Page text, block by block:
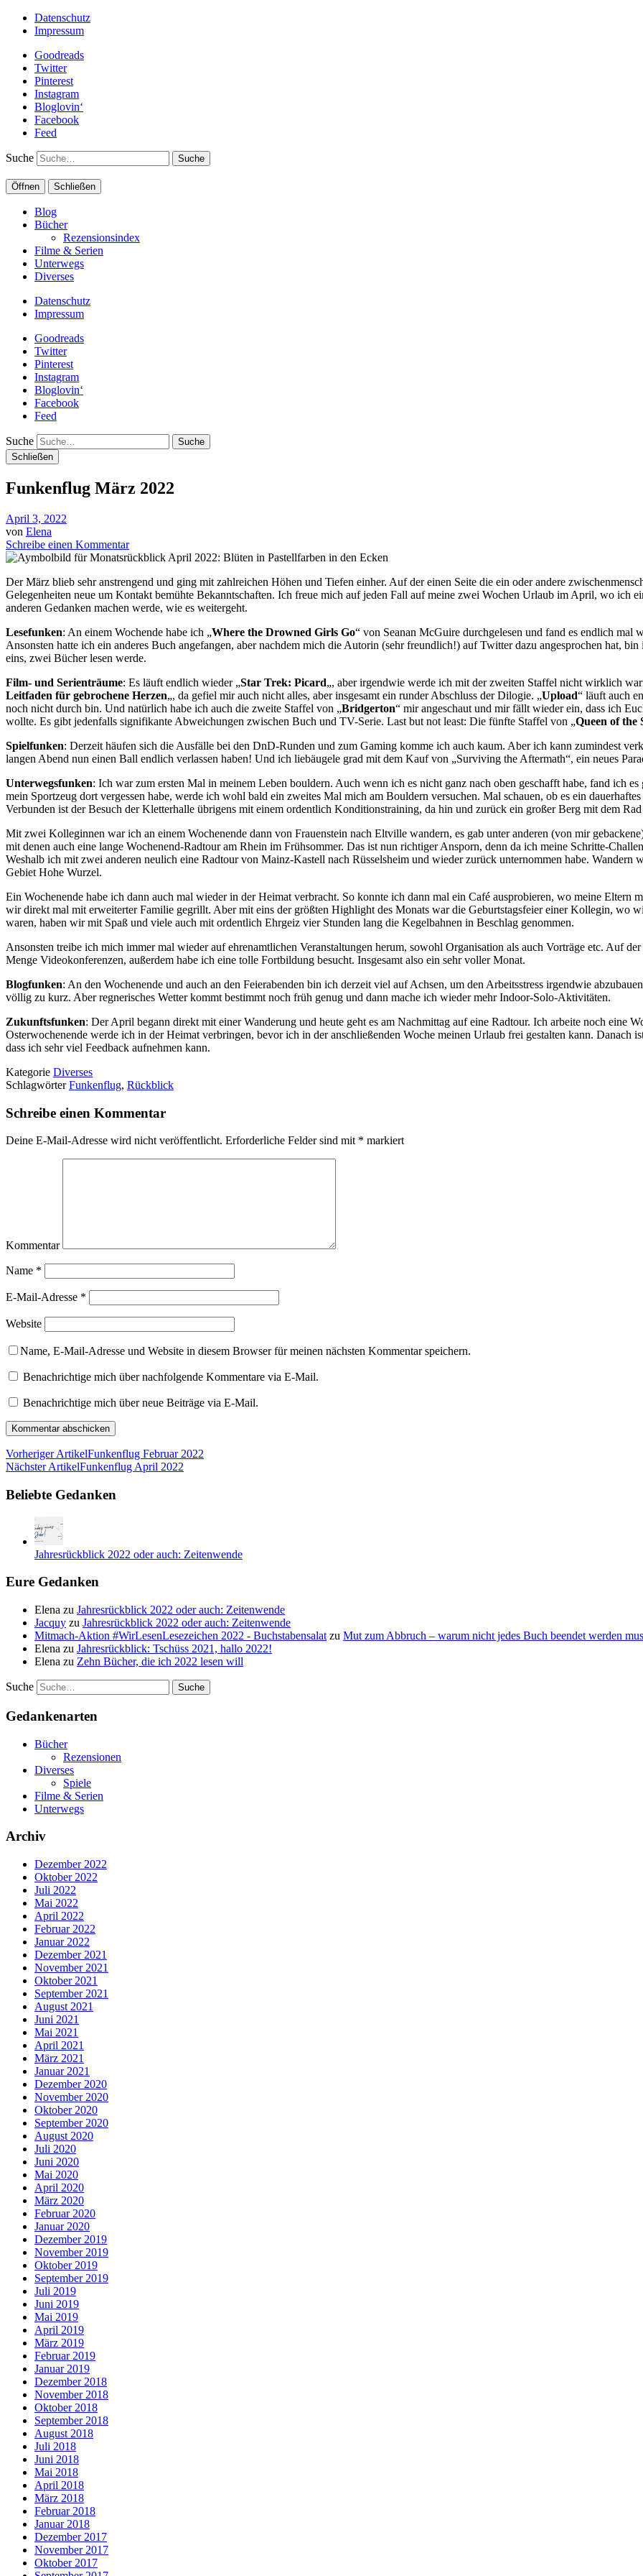
Datenschutz
Impressum
Goodreads
Twitter
Pinterest
Instagram
Bloglovin‘
Facebook
Feed
Suche
Öffnen Schließen
Blog
Bücher
Rezensionsindex
Filme & Serien
Unterwegs
Diverses
Datenschutz
Impressum
Goodreads
Twitter
Pinterest
Instagram
Bloglovin‘
Facebook
Feed
Suche
Schließen
Funkenflug März 2022
April 3, 2022
von Elena
Schreibe einen Kommentar
Der März blieb sehr anstrengend und ging mit zahlreichen Höhen und Tiefen einher. Auf der einen Seite die ein oder andere
Gelegenheiten neue um Kontakt bemühte Bekanntschaften. Ich freue mich auf jeden Fall auf meine zwei Wochen Urlaub im April, wo ich
anderen Gedanken machen werde, wie es weitergeht.
Lesefunken: An einem Wochende habe ich „Where the Drowned Girls Go“ von Seanan McGuire durchgelesen und fand es endlich
Ansonsten hatte ich ein anderes Buch angefangen, aber nachdem mich die Autorin (sehr freundlich!) auf Twitter dazu angesprochen hat,
eins, zwei Bücher lesen werde.
Film- und Serienträume: Es läuft endlich wieder „Star Trek: Picard„, aber irgendwie werde ich mit der zweiten Staffel nicht wirklich
Leitfaden für gebrochene Herzen„, da gefiel mir auch nicht alles, aber insgesamt ein runder Abschluss der Dilogie. „Upload“ läuft auch
noch nicht durch bin. Und natürlich habe ich auch die zweite Staffel von „Bridgerton“ mir angeschaut und mir fällt wieder ein, dass ich
wollte. Es gibt jedenfalls signifikante Abweichungen zwischen Buch und TV-Serie. Last but not least: Die fünfte Staffel von „Queen of the
Spielfunken: Derzeit häufen sich die Ausfälle bei den DnD-Runden und zum Gaming komme ich auch kaum. Aber ich kann zumindest
langen Abend nun einen Ball endlich verlassen haben! Und ich liebäugele grad mit dem Kauf von „Surviving the Aftermath“, ein neues
Unterwegsfunken: Ich war zum ersten Mal in meinem Leben bouldern. Auch wenn ich es nicht ganz nach oben geschafft habe, fand ich
mein Sportzeug dort vergessen habe, werde ich wohl bald ein zweites Mal mich am Bouldern versuchen. Mal schauen, ob es ein
Verbunden ist der Besuch der Kletterhalle übrigens mit einem ordentlich Konditionstraining, da hin und zurück ein großer Berg mit dem
Mit zwei Kolleginnen war ich an einem Wochenende dann von Frauenstein nach Eltville wandern, es gab unter anderen (von mir
mit denen auch eine lange Wochenend-Radtour am Rhein im Frühsommer. Das ist nun richtiger Ansporn, denn da ich meine Schritte-
Weshalb ich mit zwei anderen neulich eine Radtour von Mainz-Kastell nach Rüsselsheim und wieder zurück unternommen habe.
Gebiet Hohe Wurzel.
Ein Wochenende habe ich dann auch mal wieder in der Heimat verbracht. So konnte ich dann mal ein Café ausprobieren, wo meine Eltern
wir direkt mal mit erweiterter Familie gegrillt. Aber mit eins der größten Highlight des Monats war die Geburtstagsfeier einer Kollegin, wo
waren, haben wir mit Spaß und viele auch mit ordentlich Ehrgeiz vier Stunden lang die Kegelbahnen in Beschlag genommen.
Ansonsten treibe ich mich immer mal wieder auf ehrenamtlichen Veranstaltungen herum, sowohl Organisation als auch Vorträge etc. Auf
Menge Videokonferenzen, außerdem habe ich eine tolle Fortbildung besucht. Insgesamt also ein sehr voller Monat.
Blogfunken: An den Wochenende und auch an den Feierabenden bin ich derzeit viel auf Achsen, um den Arbeitsstress irgendwie
völlig zu kurz. Aber regnerisches Wetter kommt bestimmt noch früh genug und dann mache ich wieder mehr Indoor-Solo-Aktivitäten.
Zukunftsfunken: Der April begann direkt mit einer Wanderung und heute geht es am Nachmittag auf eine Radtour. Ich arbeite noch eine
Osterwochenende werde ich in der Heimat verbringen, bevor ich in der anschließenden Woche meinen Urlaub frei gestalten kann. Danach
dass ich sehr viel Feedback aufnehmen kann.
Kategorie Diverses
SchlagwörterFunkenflug, Rückblick
Schreibe einen Kommentar
Deine E-Mail-Adresse wird nicht veröffentlicht. Erforderliche Felder sind mit * markiert
Kommentar
Name *
E-Mail-Adresse *
Website
Name, E-Mail-Adresse und Website in diesem Browser für meinen nächsten Kommentar speichern.
Benachrichtige mich über nachfolgende Kommentare via E-Mail.
Benachrichtige mich über neue Beiträge via E-Mail.
Vorheriger ArtikelFunkenflug Februar 2022
Nächster ArtikelFunkenflug April 2022
Beliebte Gedanken
Jahresrückblick 2022 oder auch: Zeitenwende
Eure Gedanken
Elena zu Jahresrückblick 2022 oder auch: Zeitenwende
Jacquy zu Jahresrückblick 2022 oder auch: Zeitenwende
Mitmach-Aktion #WirLesenLesezeichen 2022 - Buchstabensalat zu Mut zum Abbruch – warum nicht jedes Buch beendet werden
Elena zu Jahresrückblick: Tschüss 2021, hallo 2022!
Elena zu Zehn Bücher, die ich 2022 lesen will
Suche
Gedankenarten
Bücher
Rezensionen
Diverses
Spiele
Filme & Serien
Unterwegs
Archiv
Dezember 2022
Oktober 2022
Juli 2022
Mai 2022
April 2022
Februar 2022
Januar 2022
Dezember 2021
November 2021
Oktober 2021
September 2021
August 2021
Juni 2021
Mai 2021
April 2021
März 2021
Januar 2021
Dezember 2020
November 2020
Oktober 2020
September 2020
August 2020
Juli 2020
Juni 2020
Mai 2020
April 2020
März 2020
Februar 2020
Januar 2020
Dezember 2019
November 2019
Oktober 2019
September 2019
Juli 2019
Juni 2019
Mai 2019
April 2019
März 2019
Februar 2019
Januar 2019
Dezember 2018
November 2018
Oktober 2018
September 2018
August 2018
Juli 2018
Juni 2018
Mai 2018
April 2018
März 2018
Februar 2018
Januar 2018
Dezember 2017
November 2017
Oktober 2017